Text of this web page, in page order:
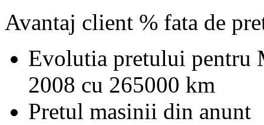
Avantaj client % fata de
Evolutia pretului pentru
2008 cu 265000 km
Pretul masinii din anunt